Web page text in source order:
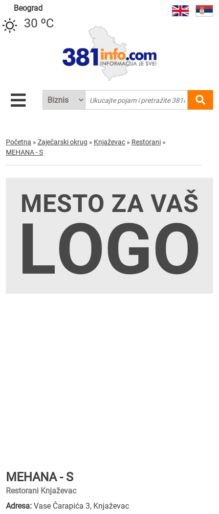
Beograd
30 ºC
Početna » Zaječarski okrug » Knjaževac » Restorani »
MEHANA - S
MEHANA - S
Restorani Knjaževac
Adresa: Vase Čarapića 3, Knjaževac